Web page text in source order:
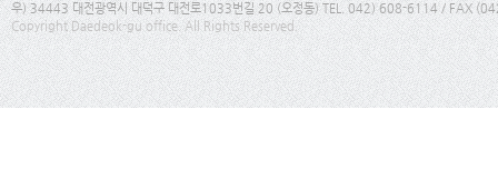
우) 34443 대전광역시 대덕구 대전로1033번길 20 (오정동) TEL. 042) 608-6114 / FAX
Copyright Daedeok-gu office. All Rights Reserved.